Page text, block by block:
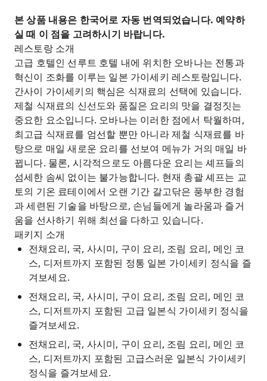
본 상품 내용은 한국어로 자동 번역되었습니다. 예약하
실 때 이 점을 고려하시기 바랍니다.
레스토랑 소개
고급 호텔인 선루트 호텔 내에 위치한 오바나는 전통과
혁신이 조화를 이루는 일본 가이세키 레스토랑입니다.
간사이 가이세키의 핵심은 식재료의 선택에 있습니다.
제철 식재료의 신선도와 품질은 요리의 맛을 결정짓는
중요한 요소입니다. 오바나는 이러한 점에서 탁월하며,
최고급 식재료를 엄선할 뿐만 아니라 제철 식재료를 바
탕으로 매일 새로운 요리를 선보여 메뉴가 거의 매일 바
뀝니다. 물론, 시각적으로도 아름다운 요리는 셰프들의
섬세한 솜씨 없이는 불가능합니다. 현재 총괄 셰프는 교
토의 기온 료테이에서 오랜 기간 갈고닦은 풍부한 경험
과 세련된 기술을 바탕으로, 손님들에게 놀라움과 즐거
움을 선사하기 위해 최선을 다하고 있습니다.
패키지 소개
전채요리, 국, 사시미, 구이 요리, 조림 요리, 메인 코
스, 디저트까지 포함된 정통 일본 가이세키 정식을 즐
겨보세요.
전채요리, 국, 사시미, 구이 요리, 조림 요리, 메인 코
스, 디저트까지 포함된 고급 일본식 가이세키 정식을
즐겨보세요.
전채요리, 국, 사시미, 구이 요리, 조림 요리, 메인 코
스, 디저트까지 포함된 고급스러운 일본식 가이세키
정식을 즐겨보세요.